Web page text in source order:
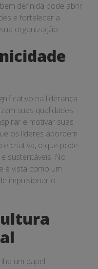
definida pode abrir
e fortalecer a
organização.
na liderança.
suas qualidades
e motivar suas
os líderes abordem
criativa, o que pode
sustentáveis. No
é vista como um
impulsionar o
um papel